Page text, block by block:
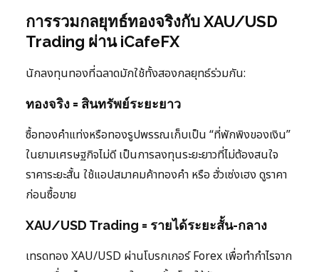
การรวมกลยุทธ์ทองจริงกับ XAU/USD
Trading ผ่าน iCafeFX
นักลงทุนทองที่ฉลาดมักใช้ทั้งสองกลยุทธ์ร่วมกัน:
ทองจริง = สินทรัพย์ระยะยาว
ซื้อทองคำแท่งหรือทองรูปพรรณเก็บเป็น “ที่พักพิงของเงิน”
ในยามเศรษฐกิจไม่ดี เป็นการลงทุนระยะยาวที่ไม่ต้องสนใจ
ราคาระยะสั้น ใช้แอปสมาคมค้าทองคำ หรือ ฮั่วเซ่งเฮง ดูราคา
ก่อนซื้อขาย
XAU/USD Trading = รายได้ระยะสั้น-กลาง
เทรดทอง XAU/USD ผ่านโบรกเกอร์ Forex เพื่อทำกำไรจาก